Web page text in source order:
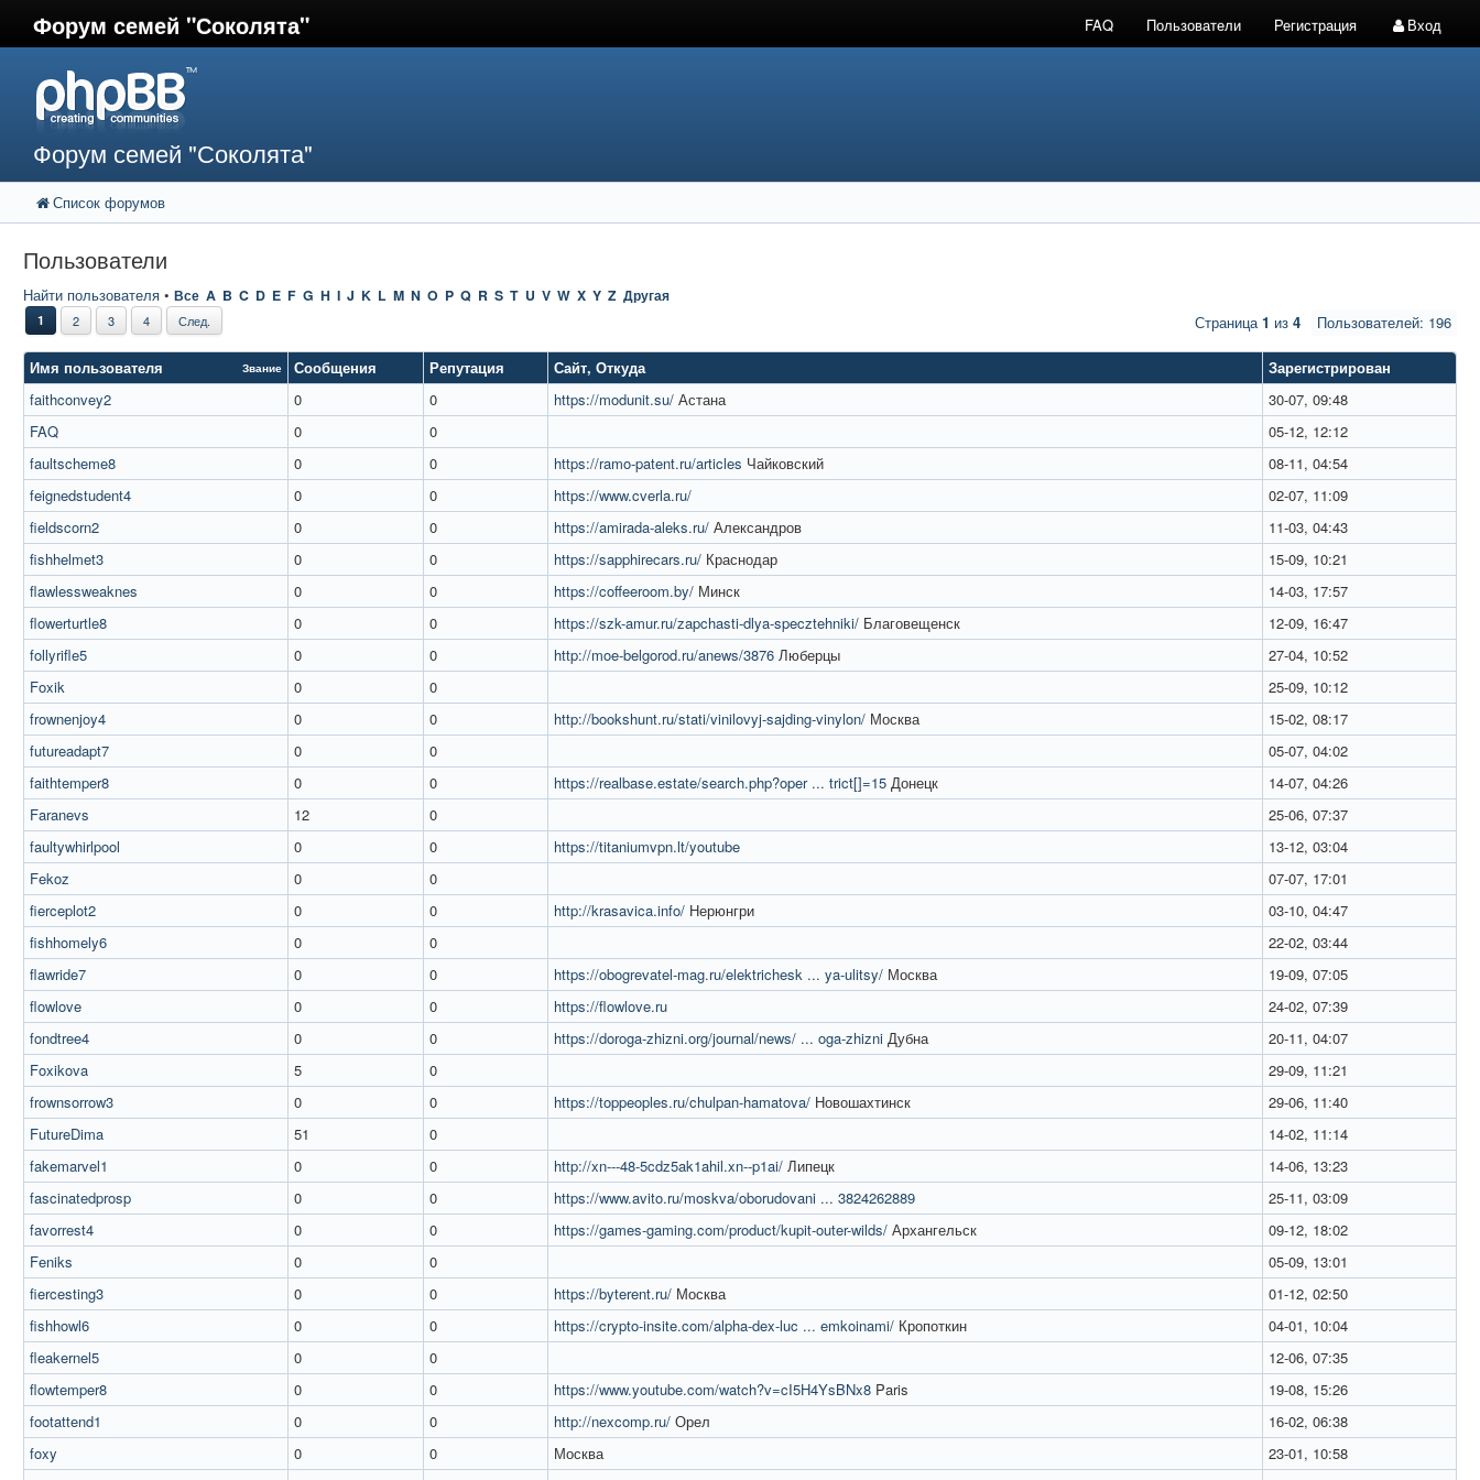
Форум семей "Соколята" FAQ Пользователи Регистрация Вход
Форум семей "Соколята"
Список форумов
Пользователи
Найти пользователя • Все A B C D E F G H I J K L M N O P Q R S T U V W X Y Z Другая
Пользователей: 196
1 2 3 4 След. Страница1 из 4
Имя пользователя Звание Сообщения Репутация Сайт, Откуда
Зарегистрирован
faithconvey2
0 0 https://modunit.su/ Астана
30-07, 09:48
FAQ
0 0
05-12, 12:12
faultscheme8
0 0 https://ramo-patent.ru/articles Чайковский
08-11, 04:54
feignedstudent4
0 0 https://www.cverla.ru/
02-07, 11:09
fieldscorn2
0 0 https://amirada-aleks.ru/ Александров
11-03, 04:43
fishhelmet3
0 0 https://sapphirecars.ru/ Краснодар
15-09, 10:21
flawlessweaknes
0 0 https://coffeeroom.by/ Минск
14-03, 17:57
flowerturtle8
0 0 https://szk-amur.ru/zapchasti-dlya-specztehniki/ Благовещенск
12-09, 16:47
follyrifle5
0 0 http://moe-belgorod.ru/anews/3876 Люберцы
27-04, 10:52
Foxik
0 0
25-09, 10:12
frownenjoy4
0 0 http://bookshunt.ru/stati/vinilovyj-sajding-vinylon/ Москва
15-02, 08:17
futureadapt7
0 0
05-07, 04:02
faithtemper8
0 0 https://realbase.estate/search.php?oper ... trict[]=15 Донецк
14-07, 04:26
Faranevs
12 0
25-06, 07:37
faultywhirlpool
0 0 https://titaniumvpn.lt/youtube
13-12, 03:04
Fekoz
0 0
07-07, 17:01
fierceplot2
0 0 http://krasavica.info/ Нерюнгри
03-10, 04:47
fishhomely6
0 0
22-02, 03:44
flawride7
0 0 https://obogrevatel-mag.ru/elektrichesk ... ya-ulitsy/ Москва
19-09, 07:05
flowlove
0 0 https://flowlove.ru
24-02, 07:39
fondtree4
0 0 https://doroga-zhizni.org/journal/news/ ... oga-zhizni Дубна
20-11, 04:07
Foxikova
5 0
29-09, 11:21
frownsorrow3
0 0 https://toppeoples.ru/chulpan-hamatova/ Новошахтинск
29-06, 11:40
FutureDima
51 0
14-02, 11:14
fakemarvel1
0 0 http://xn---48-5cdz5ak1ahil.xn--p1ai/ Липецк
14-06, 13:23
fascinatedprosp
0 0 https://www.avito.ru/moskva/oborudovani ... 3824262889
25-11, 03:09
favorrest4
0 0 https://games-gaming.com/product/kupit-outer-wilds/ Архангельск
09-12, 18:02
Feniks
0 0
05-09, 13:01
fiercesting3
0 0 https://byterent.ru/ Москва
01-12, 02:50
fishhowl6
0 0 https://crypto-insite.com/alpha-dex-luc ... emkoinami/ Кропоткин
04-01, 10:04
fleakernel5
0 0
12-06, 07:35
flowtemper8
0 0 https://www.youtube.com/watch?v=cI5H4YsBNx8 Paris
19-08, 15:26
footattend1
0 0 http://nexcomp.ru/ Орел
16-02, 06:38
foxy
0 0 Москва
23-01, 10:58